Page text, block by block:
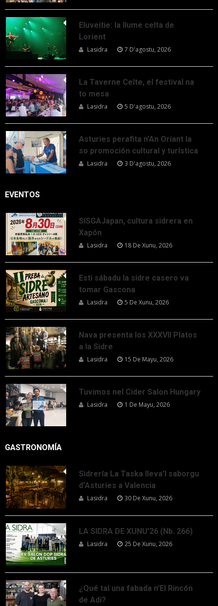
Eluveitie: la llume celta de
Lorient
Lasidra 7 D'agostu, 2026
La Taverne Celte, el festival na
to mesa
Lasidra 5 D'agostu, 2026
Asturies perafita n’An Oriant la
so promoción cultural y turística
Lasidra 3 D'agostu, 2026
EVENTOS
SISGAJapan, cultura sidrera en
Xapón
Lasidra 18 De Xunu, 2026
Esti sábadu la sidre casero va
tomar Gascona
Lasidra 5 De Xunu, 2026
Nava presenta los XXXVII Platos
a la Sidre
Lasidra 15 De Mayu, 2026
Tuvimos nel Cider Salon Hungary
Lasidra 1 De Mayu, 2026
GASTRONOMÍA
Sidrería La Taska lleva’l saborgu
d’Asturies a Valencia
Lasidra 30 De Xunu, 2026
LA SIDRA DE XUNU’26 (Nb. 266)
Lasidra 25 De Xunu, 2026
¿Qué tal una fabada n’El Rincón
de Adi?